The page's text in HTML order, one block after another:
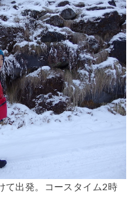
て出発。コースタイム2時